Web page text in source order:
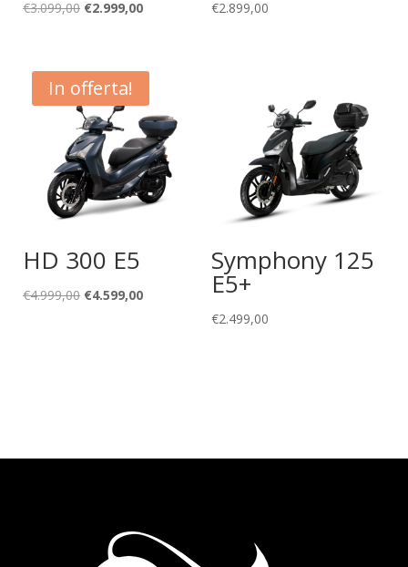
€3.099,00 Il
era:
€3.099,00.
€2.999,00Il
è:
€2.999,00.
€2.899,00
In offerta!
HD 300 E5
€4.999,00 Il
€4.599,00Il
Symphony 125
E5+
€2.499,00